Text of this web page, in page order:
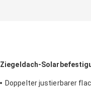
Ziegeldach-
Doppelter justierbarer